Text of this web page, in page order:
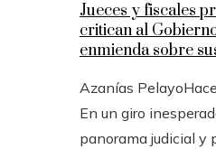
Jueces y fiscales
critican al
enmienda sobre
Azanías Pelayo
En un giro
panorama judicial y